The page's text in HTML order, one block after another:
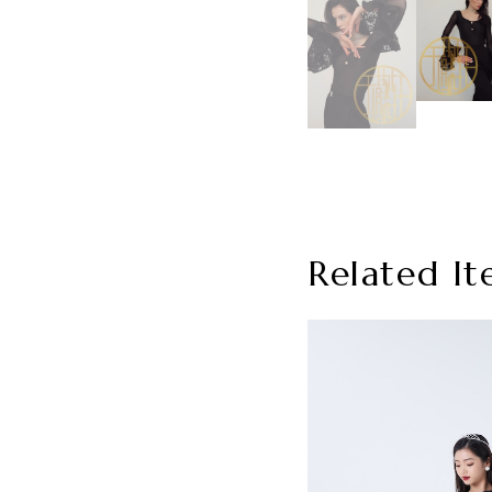
Related